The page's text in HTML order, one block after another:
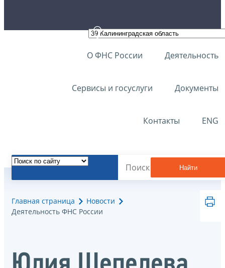
О ФНС России Деятельность
Сервисы и госуслуги Документы
Контакты ENG
Найти
Главная страница
Новости
Деятельность ФНС России